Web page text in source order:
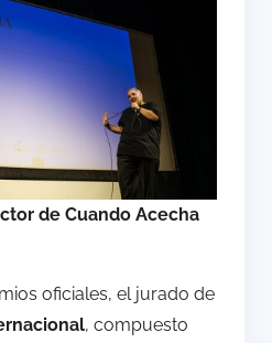
de Cuando Acecha
oficiales, el jurado de
, compuesto